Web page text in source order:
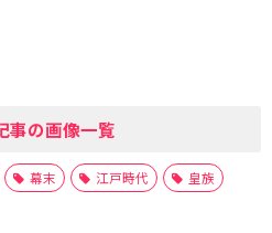
事の画像一覧
幕末 江戸時代 皇族